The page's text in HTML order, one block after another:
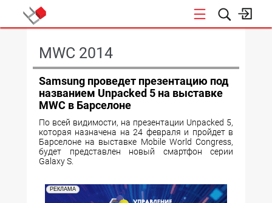
MWC 2014
Samsung проведет презентацию под
названием Unpacked 5 на выставке
MWC в Барселоне
По всей видимости, на презентации Unpacked 5,
которая назначена на 24 февраля и пройдет в
Барселоне на выставке Mobile World Congress,
будет представлен новый смартфон серии
Galaxy S.
РЕКЛАМА